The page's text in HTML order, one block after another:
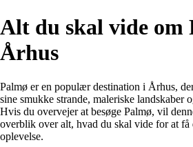
Alt du skal vide om
Århus
Palmø er en populær destination i Århus,
sine smukke strande, maleriske landskaber
Hvis du overvejer at besøge Palmø, vil
overblik over alt, hvad du skal vide for at få
oplevelse.